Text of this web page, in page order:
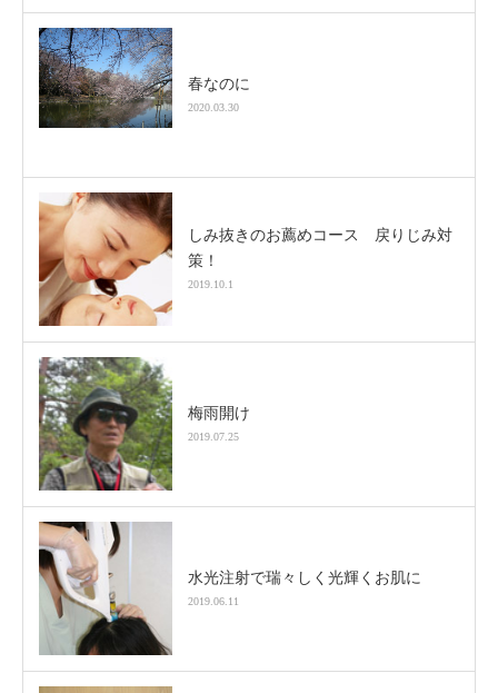
春なのに
2020.03.30
しみ抜きのお薦めコース 戻りじみ対
策！
2019.10.1
梅雨開け
2019.07.25
水光注射で瑞々しく光輝くお肌に
2019.06.11